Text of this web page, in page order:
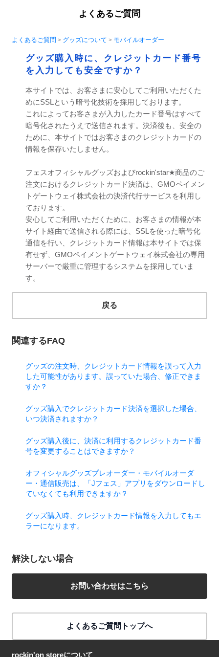
よくあるご質問
よくあるご質問 > グッズについて > モバイルオーダー
グッズ購入時に、クレジットカード番号
を入力しても安全ですか？
本サイトでは、お客さまに安心してご利用いただくた
めにSSLという暗号化技術を採用しております。
これによってお客さまが入力したカード番号はすべて
暗号化されたうえで送信されます。決済後も、安全の
ために、本サイトではお客さまのクレジットカードの
情報を保存いたしません。
フェスオフィシャルグッズおよびrockin'star★商品のご
注文におけるクレジットカード決済は、GMOペイメン
トゲートウェイ株式会社の決済代行サービスを利用し
ております。
安心してご利用いただくために、お客さまの情報が本
サイト経由で送信される際には、SSLを使った暗号化
通信を行い、クレジットカード情報は本サイトでは保
有せず、GMOペイメントゲートウェイ株式会社の専用
サーバーで厳重に管理するシステムを採用していま
す。
戻る
関連するFAQ
グッズの注文時、クレジットカード情報を誤って入力
した可能性があります。誤っていた場合、修正できま
すか？
グッズ購入でクレジットカード決済を選択した場合、
いつ決済されますか？
グッズ購入後に、決済に利用するクレジットカード番
号を変更することはできますか？
オフィシャルグッズプレオーダー・モバイルオーダ
ー・通信販売は、「Jフェス」アプリをダウンロードし
ていなくても利用できますか？
グッズ購入時、クレジットカード情報を入力してもエ
ラーになります。
解決しない場合
お問い合わせはこちら
よくあるご質問トップへ
rockin'on storeについて